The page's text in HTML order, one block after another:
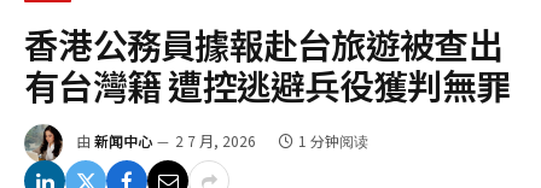
香港公務員據報赴台旅遊被查出
有台灣籍 遭控逃避兵役獲判無罪
由 新闻中心 2 7 月, 2026 1 分钟阅读